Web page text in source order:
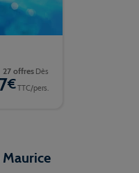
27 offres Dès
€TTC/pers.